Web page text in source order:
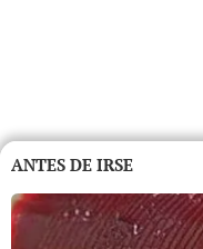
ANTES DE IRSE